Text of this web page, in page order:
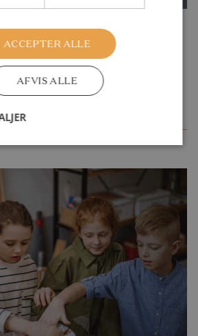
Ikke-vestliges
kriminalitet
ACCEPTER ALLE
AFVIS ALLE